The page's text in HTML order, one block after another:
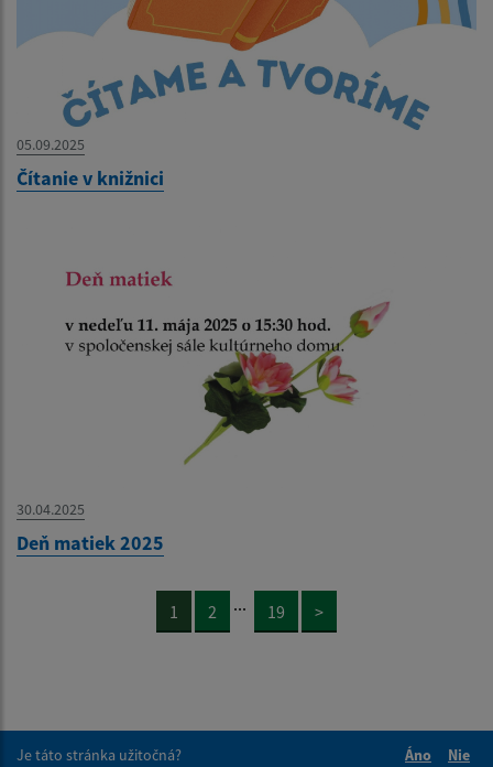
05.09.2025
Čítanie v knižnici
30.04.2025
Deň matiek 2025
1 2 ... 19 >
Je táto stránka užitočná?
Áno
Nie